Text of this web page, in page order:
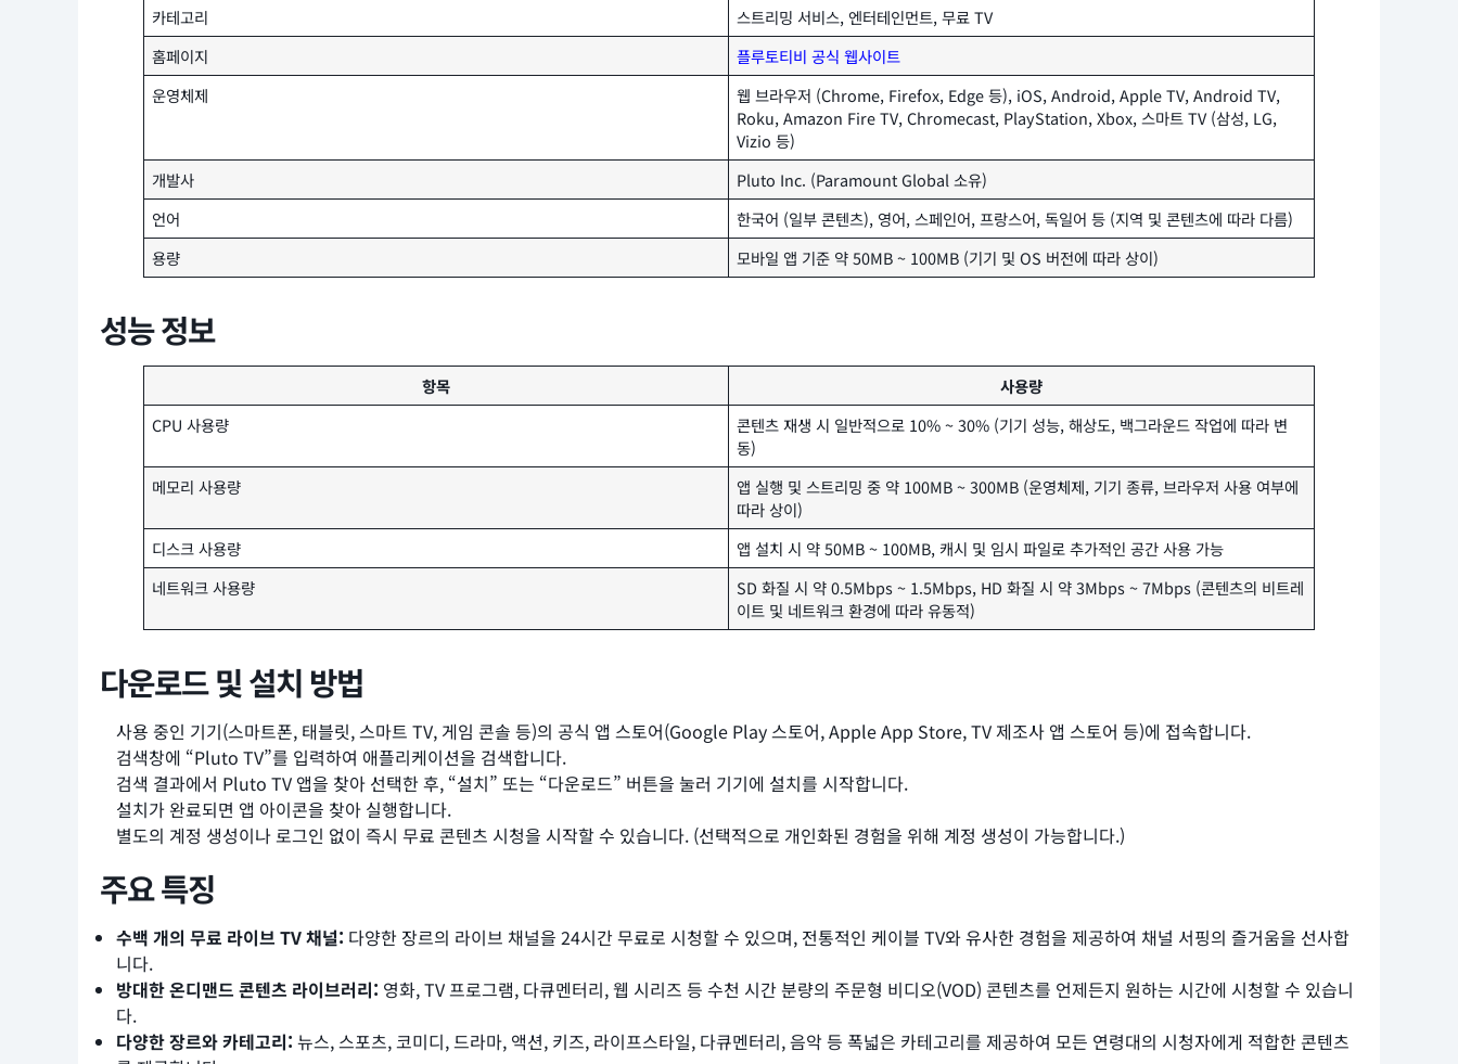
카테고리
스트리밍 서비스, 엔터테인먼트, 무료 TV
홈페이지
플루토티비 공식 웹사이트
운영체제
웹 브라우저 (Chrome, Firefox, Edge 등), iOS, Android, Apple TV, Android TV,
Roku, Amazon Fire TV, Chromecast, PlayStation, Xbox, 스마트 TV (삼성, LG,
Vizio 등)
개발사
Pluto Inc. (Paramount Global 소유)
언어
한국어 (일부 콘텐츠), 영어, 스페인어, 프랑스어, 독일어 등 (지역 및 콘텐츠에 따라 다름)
용량
모바일 앱 기준 약 50MB ~ 100MB (기기 및 OS 버전에 따라 상이)
성능 정보
항목
사용량
CPU 사용량
콘텐츠 재생 시 일반적으로 10% ~ 30% (기기 성능, 해상도, 백그라운드 작업에 따라 변
동)
메모리 사용량
앱 실행 및 스트리밍 중 약 100MB ~ 300MB (운영체제, 기기 종류, 브라우저 사용 여부에
따라 상이)
디스크 사용량
앱 설치 시 약 50MB ~ 100MB, 캐시 및 임시 파일로 추가적인 공간 사용 가능
네트워크 사용량
SD 화질 시 약 0.5Mbps ~ 1.5Mbps, HD 화질 시 약 3Mbps ~ 7Mbps (콘텐츠의 비트레
이트 및 네트워크 환경에 따라 유동적)
다운로드 및 설치 방법
사용 중인 기기(스마트폰, 태블릿, 스마트 TV, 게임 콘솔 등)의 공식 앱 스토어(Google Play 스토어, Apple App Store, TV 제조사 앱 스토어 등)에 접속합니다.
검색창에 “Pluto TV”를 입력하여 애플리케이션을 검색합니다.
검색 결과에서 Pluto TV 앱을 찾아 선택한 후, “설치” 또는 “다운로드” 버튼을 눌러 기기에 설치를 시작합니다.
설치가 완료되면 앱 아이콘을 찾아 실행합니다.
별도의 계정 생성이나 로그인 없이 즉시 무료 콘텐츠 시청을 시작할 수 있습니다. (선택적으로 개인화된 경험을 위해 계정 생성이 가능합니다.)
주요 특징
수백 개의 무료 라이브 TV 채널: 다양한 장르의 라이브 채널을 24시간 무료로 시청할 수 있으며, 전통적인 케이블 TV와 유사한 경험을 제공하여 채널 서핑의 즐거움을 선사합
니다.
방대한 온디맨드 콘텐츠 라이브러리: 영화, TV 프로그램, 다큐멘터리, 웹 시리즈 등 수천 시간 분량의 주문형 비디오(VOD) 콘텐츠를 언제든지 원하는 시간에 시청할 수 있습니
다.
다양한 장르와 카테고리: 뉴스, 스포츠, 코미디, 드라마, 액션, 키즈, 라이프스타일, 다큐멘터리, 음악 등 폭넓은 카테고리를 제공하여 모든 연령대의 시청자에게 적합한 콘텐츠